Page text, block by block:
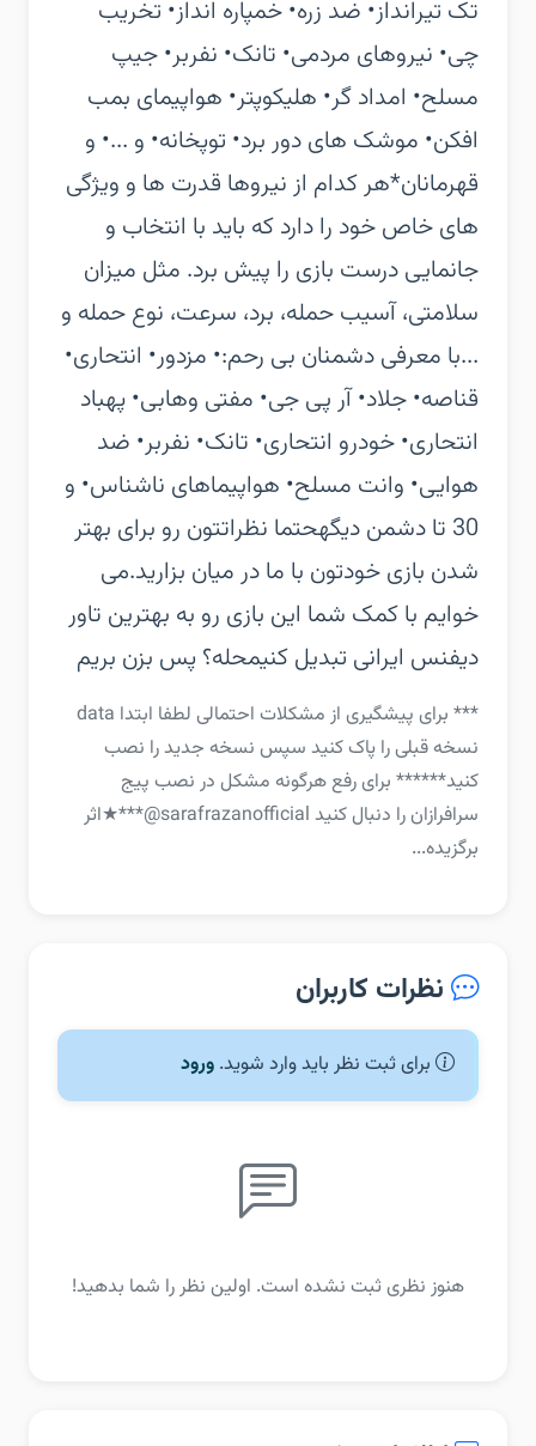
تک تیرانداز‏• ضد زره‏• خمپاره انداز‏• تخریب
چی‏• نیروهای مردمی‏• تانک‏• نفربر‏• جیپ
مسلح‏• امداد گر‏• هلیکوپتر‏• هواپیمای بمب
افکن‏• موشک های دور برد‏• توپخانه‏• و ...‏• و
قهرمانان‏*هر کدام از نیروها قدرت ها و ویژگی
های خاص خود را دارد که باید با انتخاب و
جانمایی درست بازی را پیش برد. مثل میزان
سلامتی، آسیب حمله، برد، سرعت، نوع حمله و
...‏با معرفی دشمنان بی رحم:‏• مزدور‏• انتحاری‏•
قناصه‏• جلاد‏• آر پی جی‏• مفتی وهابی‏• پهباد
انتحاری‏• خودرو انتحاری‏• تانک‏• نفربر‏• ضد
هوایی‏• وانت مسلح‏• هواپیماهای ناشناس‏• و
30 تا دشمن دیگه‏حتما نظراتتون رو برای بهتر
شدن بازی خودتون با ما در میان بزارید.‏می
خوایم با کمک شما این بازی رو به بهترین تاور
دیفنس ایرانی تبدیل کنیم‏حله؟ پس بزن بریم
‏‏*** برای پیشگیری از مشکلات احتمالی لطفا ابتدا data
نسخه قبلی را پاک کنید سپس نسخه جدید را نصب
کنید***‏*** برای رفع هرگونه مشکل در نصب پیج
سرافرازان را دنبال کنید sarafrazanofficial@***‏★اثر
برگزیده...
نظرات کاربران
برای ثبت نظر باید وارد شوید. ورود
هنوز نظری ثبت نشده است. اولین نظر را شما بدهید!